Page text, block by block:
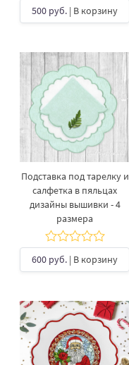
500 руб. | В корзину
Подставка под тарелку​ и
салфетка в пяльцах
дизайны вышивки - 4
размера
600 руб. | В корзину